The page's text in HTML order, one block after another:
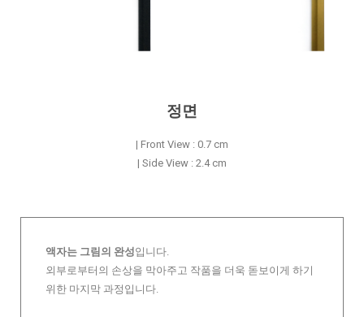
정면
| Front View : 0.7 cm
| Side View : 2.4 cm
액자는 그림의 완성입니다.
외부로부터의 손상을 막아주고 작품을 더욱 돋보이게 하기
위한 마지막 과정입니다.